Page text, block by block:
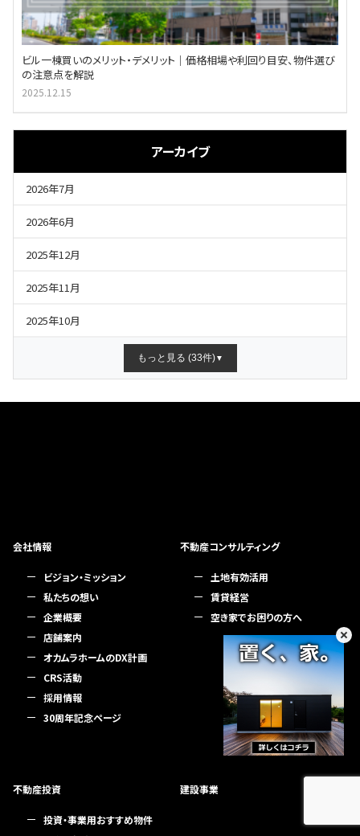
ビル一棟買いのメリット・デメリット｜価格相場や利回り目安、物件選び
の注意点を解説
2025.12.15
アーカイブ
2026年7月
2026年6月
2025年12月
2025年11月
2025年10月
もっと見る (33件)▼
会社情報
ビジョン・ミッション
私たちの想い
企業概要
店舗案内
オカムラホームのDX計画
CRS活動
採用情報
30周年記念ページ
不動産コンサルティング
土地有効活用
賃貸経営
空き家でお困りの方へ
不動産投資
投資・事業用おすすめ物件
建設事業